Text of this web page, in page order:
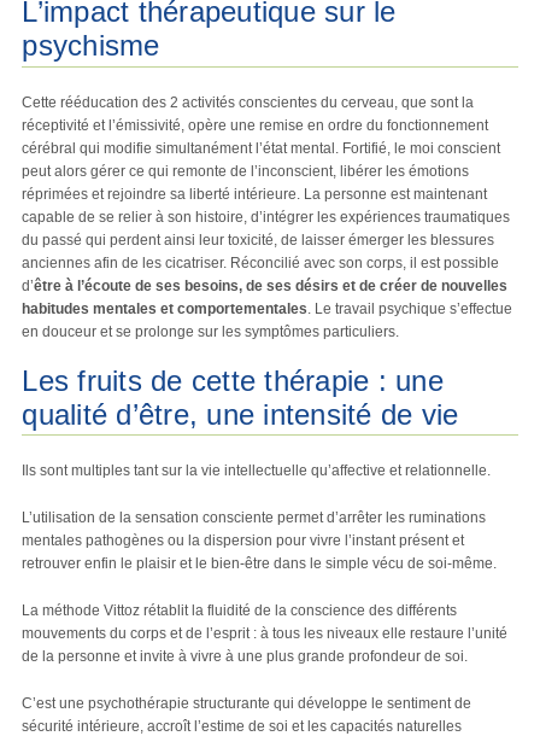
L’impact thérapeutique sur le
psychisme
Cette rééducation des 2 activités conscientes du cerveau, que sont la
réceptivité et l’émissivité, opère une remise en ordre du fonctionnement
cérébral qui modifie simultanément l’état mental. Fortifié, le moi conscient
peut alors gérer ce qui remonte de l’inconscient, libérer les émotions
réprimées et rejoindre sa liberté intérieure. La personne est maintenant
capable de se relier à son histoire, d’intégrer les expériences traumatiques
du passé qui perdent ainsi leur toxicité, de laisser émerger les blessures
anciennes afin de les cicatriser. Réconcilié avec son corps, il est possible
d’être à l’écoute de ses besoins, de ses désirs et de créer de nouvelles
habitudes mentales et comportementales . Le travail psychique s’effectue
en douceur et se prolonge sur les symptômes particuliers.
Les fruits de cette thérapie : une
qualité d’être, une intensité de vie
Ils sont multiples tant sur la vie intellectuelle qu’affective et relationnelle.
L’utilisation de la sensation consciente permet d’arrêter les ruminations
mentales pathogènes ou la dispersion pour vivre l’instant présent et
retrouver enfin le plaisir et le bien-être dans le simple vécu de soi-même.
La méthode Vittoz rétablit la fluidité de la conscience des différents
mouvements du corps et de l’esprit : à tous les niveaux elle restaure l’unité
de la personne et invite à vivre à une plus grande profondeur de soi.
C’est une psychothérapie structurante qui développe le sentiment de
sécurité intérieure, accroît l’estime de soi et les capacités naturelles